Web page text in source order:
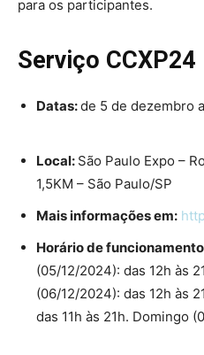
para os participantes.
Serviço CCXP24
Datas:de 5 de dezembro
Local: São Paulo Expo –
1,5KM – São Paulo/SP
Mais informações em:
Horário de
(05/12/2024): das 12h às
(06/12/2024): das 12h às
das 11h às 21h. Domingo